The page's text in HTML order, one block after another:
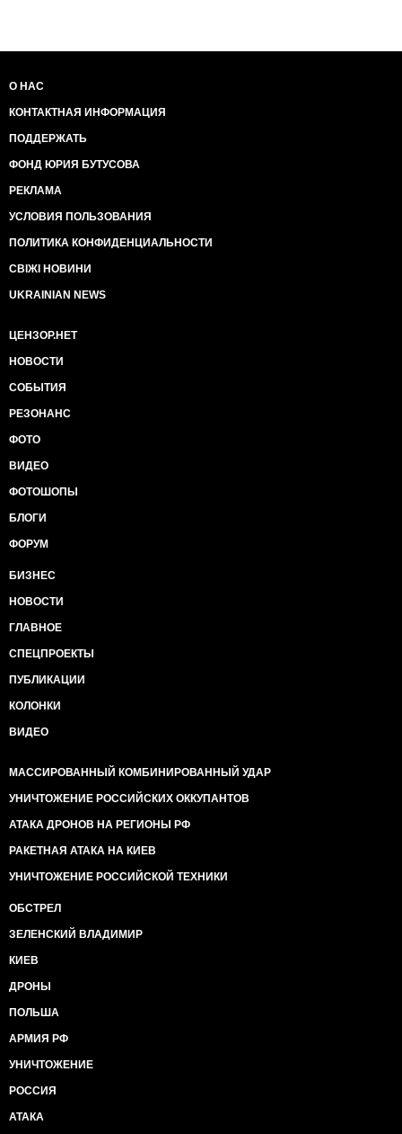
О НАС
КОНТАКТНАЯ ИНФОРМАЦИЯ
ПОДДЕРЖАТЬ
ФОНД ЮРИЯ БУТУСОВА
РЕКЛАМА
УСЛОВИЯ ПОЛЬЗОВАНИЯ
ПОЛИТИКА КОНФИДЕНЦИАЛЬНОСТИ
СВІЖІ НОВИНИ
UKRAINIAN NEWS
ЦЕНЗОР.НЕТ
НОВОСТИ
СОБЫТИЯ
РЕЗОНАНС
ФОТО
ВИДЕО
ФОТОШОПЫ
БЛОГИ
ФОРУМ
БИЗНЕС
НОВОСТИ
ГЛАВНОЕ
СПЕЦПРОЕКТЫ
ПУБЛИКАЦИИ
КОЛОНКИ
ВИДЕО
МАССИРОВАННЫЙ КОМБИНИРОВАННЫЙ УДАР
УНИЧТОЖЕНИЕ РОССИЙСКИХ ОККУПАНТОВ
АТАКА ДРОНОВ НА РЕГИОНЫ РФ
РАКЕТНАЯ АТАКА НА КИЕВ
УНИЧТОЖЕНИЕ РОССИЙСКОЙ ТЕХНИКИ
ОБСТРЕЛ
ЗЕЛЕНСКИЙ ВЛАДИМИР
КИЕВ
ДРОНЫ
ПОЛЬША
АРМИЯ РФ
УНИЧТОЖЕНИЕ
РОССИЯ
АТАКА